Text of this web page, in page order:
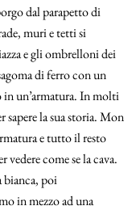
dal parapetto di
muri e tetti si
e gli ombrelloni dei
di ferro con un
un’armatura. In molti
sapere la sua storia. Mon
e tutto il resto
come se la cava.
bianca, poi
in mezzo ad una